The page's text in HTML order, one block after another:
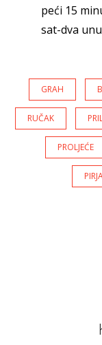
peći 15
sat-dva
GRAH
RUČAK
PROLJEĆE